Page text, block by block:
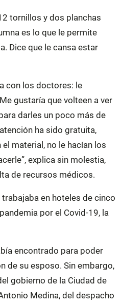
tornillos y dos planchas
es lo que le permite
Dice que le cansa estar
con los doctores: le
gustaría que volteen a ver
darles un poco más de
ha sido gratuita,
material, no le hacían los
explica sin molestia,
de recursos médicos.
en hoteles de cinco
por el Covid-19, la
encontrado para poder
de su esposo. Sin embargo,
gobierno de la Ciudad de
Medina, del despacho